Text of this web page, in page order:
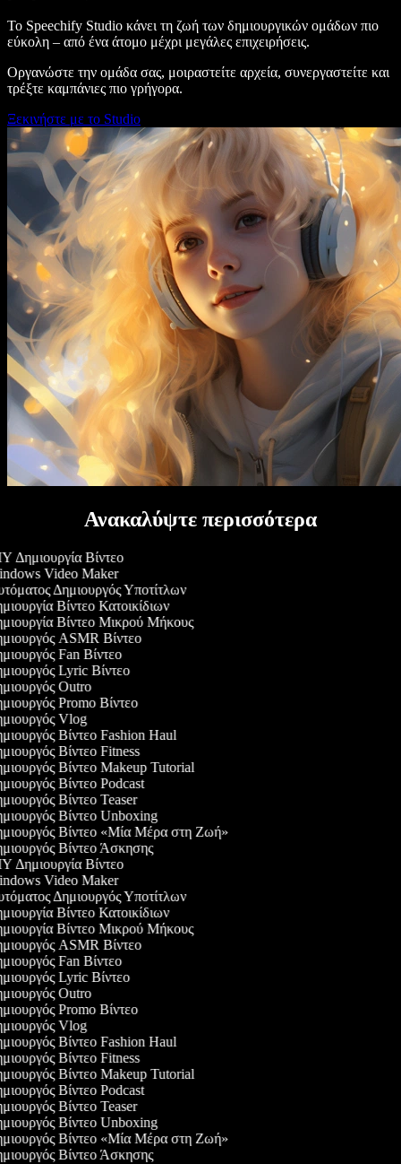
Το Speechify Studio κάνει τη ζωή των δημιουργικών ομάδων πιο
εύκολη – από ένα άτομο μέχρι μεγάλες επιχειρήσεις.
Οργανώστε την ομάδα σας, μοιραστείτε αρχεία, συνεργαστείτε και
τρέξτε καμπάνιες πιο γρήγορα.
Ξεκινήστε με το Studio
Ανακαλύψτε περισσότερα
Δημιουργία Βίντεο
Video Maker
Δημιουργός Υποτίτλων
Βίντεο Κατοικίδιων
Βίντεο Μικρού Μήκους
ASMR Βίντεο
Fan Βίντεο
Lyric Βίντεο
Outro
Promo Βίντεο
Vlog
Βίντεο Fashion Haul
Βίντεο Fitness
Βίντεο Makeup Tutorial
Βίντεο Podcast
Βίντεο Teaser
Βίντεο Unboxing
Βίντεο «Μία Μέρα στη Ζωή»
Βίντεο Άσκησης
Δημιουργία Βίντεο
Video Maker
Δημιουργός Υποτίτλων
Βίντεο Κατοικίδιων
Βίντεο Μικρού Μήκους
ASMR Βίντεο
Fan Βίντεο
Lyric Βίντεο
Outro
Promo Βίντεο
Vlog
Βίντεο Fashion Haul
Βίντεο Fitness
Βίντεο Makeup Tutorial
Βίντεο Podcast
Βίντεο Teaser
Βίντεο Unboxing
Βίντεο «Μία Μέρα στη Ζωή»
Βίντεο Άσκησης